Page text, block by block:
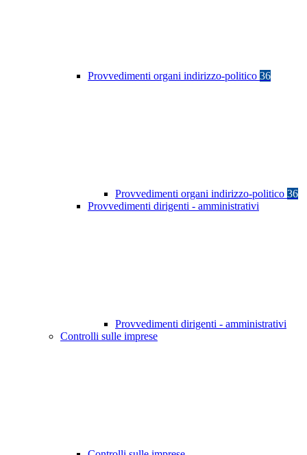
Provvedimenti organi indirizzo-politico 36
Provvedimenti organi indirizzo-politico 36
Provvedimenti dirigenti - amministrativi
Provvedimenti dirigenti - amministrativi
Controlli sulle imprese